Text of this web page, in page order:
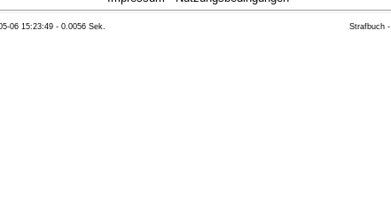
Herkunft, Empf�nger und Zweck Ihrer gespeicherten
06 15:23:49 - 0.0056 Sek. Strafbuch